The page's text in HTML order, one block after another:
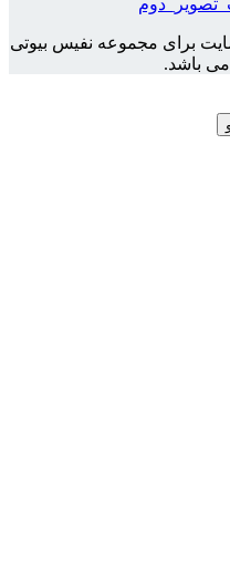
برای مجموعه نفیس بیوتی
باشد.